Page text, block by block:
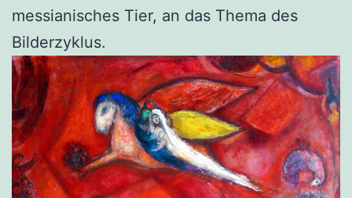
messianisches Tier, an das Thema des
Bilderzyklus.